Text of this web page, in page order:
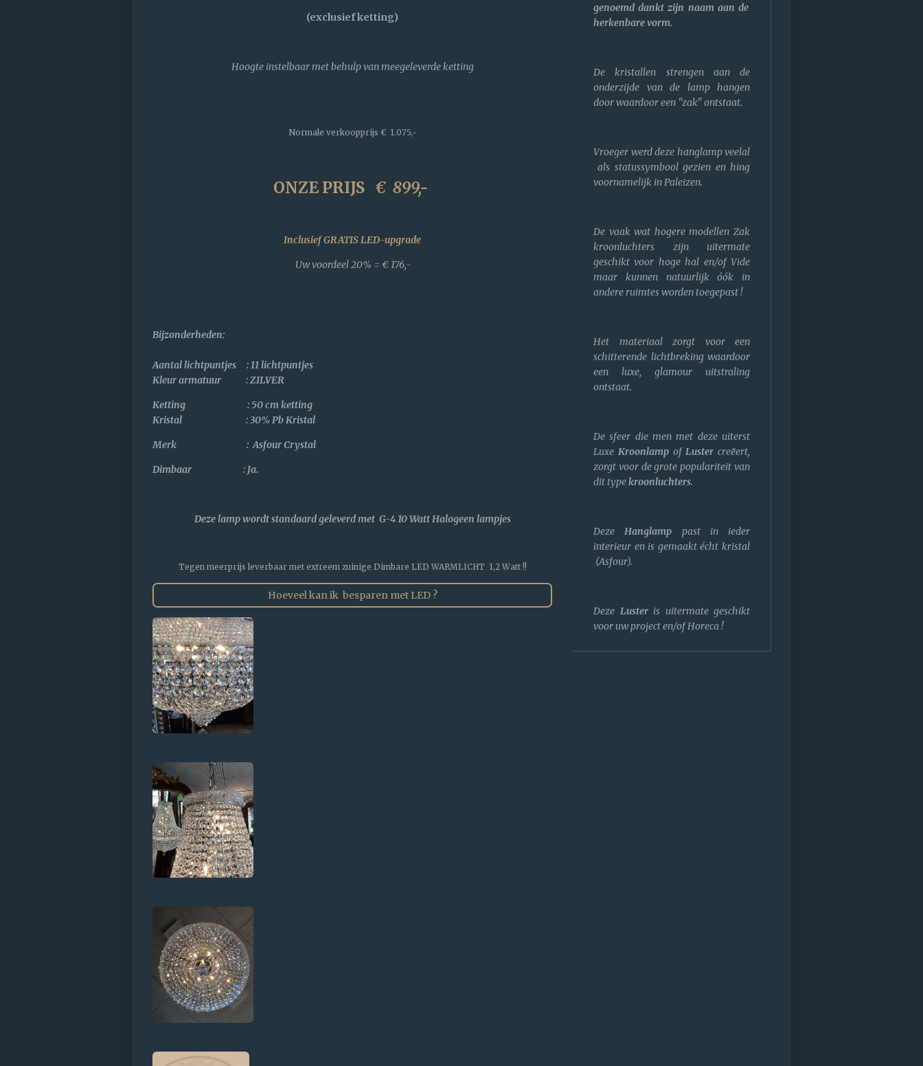
(exclusief ketting)
Hoogte instelbaar met behulp van meegeleverde ketting
Normale verkoopprijs € 1.075,-
ONZE PRIJS € 899,-
Inclusief GRATIS LED-upgrade
Uw voordeel 20% = € 176,-
Bijzonderheden:
Aantal lichtpuntjes : 11 lichtpuntjes
Kleur armatuur : ZILVER
Ketting : 50 cm ketting
Kristal : 30% Pb Kristal
Merk : Asfour Crystal
Dimbaar : Ja.
Deze lamp wordt standaard geleverd met G-4 10 Watt Halogeen lampjes
Tegen meerprijs leverbaar met extreem zuinige Dimbare LED WARMLICHT 1,2 Watt !!
Hoeveel kan ik besparen met LED ?
genoemd dankt zijn naam aan de
herkenbare vorm.
De kristallen strengen aan de
onderzijde van de lamp hangen
door waardoor een "zak" ontstaat.
Vroeger werd deze hanglamp veelal
als statussymbool gezien en hing
voornamelijk in Paleizen.
De vaak wat hogere modellen Zak
kroonluchters zijn uitermate
geschikt voor hoge hal en/of Vide
maar kunnen natuurlijk óók in
andere ruimtes worden toegepast !
Het materiaal zorgt voor een
schitterende lichtbreking waardoor
een luxe, glamour uitstraling
ontstaat.
De sfeer die men met deze uiterst
Luxe Kroonlamp ofLuster creëert,
zorgt voor de grote populariteit van
dit typekroonluchters.
Deze Hanglamp past in ieder
interieur en is gemaakt écht kristal
(Asfour).
Deze Luster is uitermate geschikt
voor uw project en/of Horeca !